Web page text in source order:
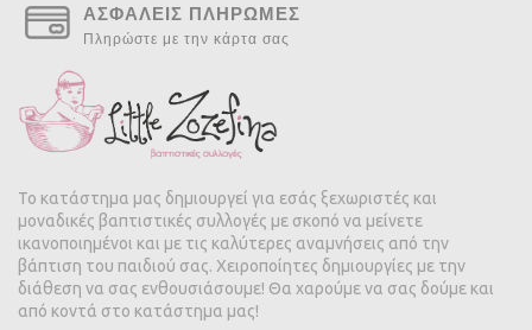
ΑΣΦΑΛΕΙΣ ΠΛΗΡΩΜΕΣ
Πληρώστε με την κάρτα σας
Το κατάστημα μας δημιουργεί για εσάς ξεχωριστές και
μοναδικές βαπτιστικές συλλογές με σκοπό να μείνετε
ικανοποιημένοι και με τις καλύτερες αναμνήσεις από την
βάπτιση του παιδιού σας. Χειροποίητες δημιουργίες με την
διάθεση να σας ενθουσιάσουμε! Θα χαρούμε να σας δούμε και
από κοντά στο κατάστημα μας!